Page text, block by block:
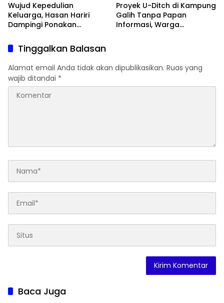
Wujud Kepedulian
Keluarga, Hasan Hariri
Dampingi Ponakan
Proyek U-Ditch di Kampung
Galih Tanpa Papan
Informasi, Warga
Tinggalkan Balasan
Alamat email Anda tidak akan dipublikasikan. Ruas yang
wajib ditandai *
Baca Juga